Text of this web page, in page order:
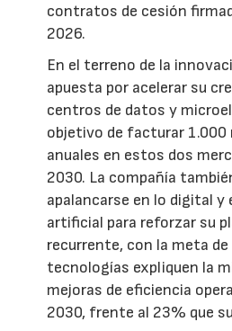
contratos de cesión
2026.
En el terreno de la
apuesta por acelerar su
centros de datos y
objetivo de facturar 1.000
anuales en estos dos
2030. La compañía
apalancarse en lo digital y
artificial para reforzar su
recurrente, con la meta
tecnologías expliquen la
mejoras de eficiencia
2030, frente al 23% que